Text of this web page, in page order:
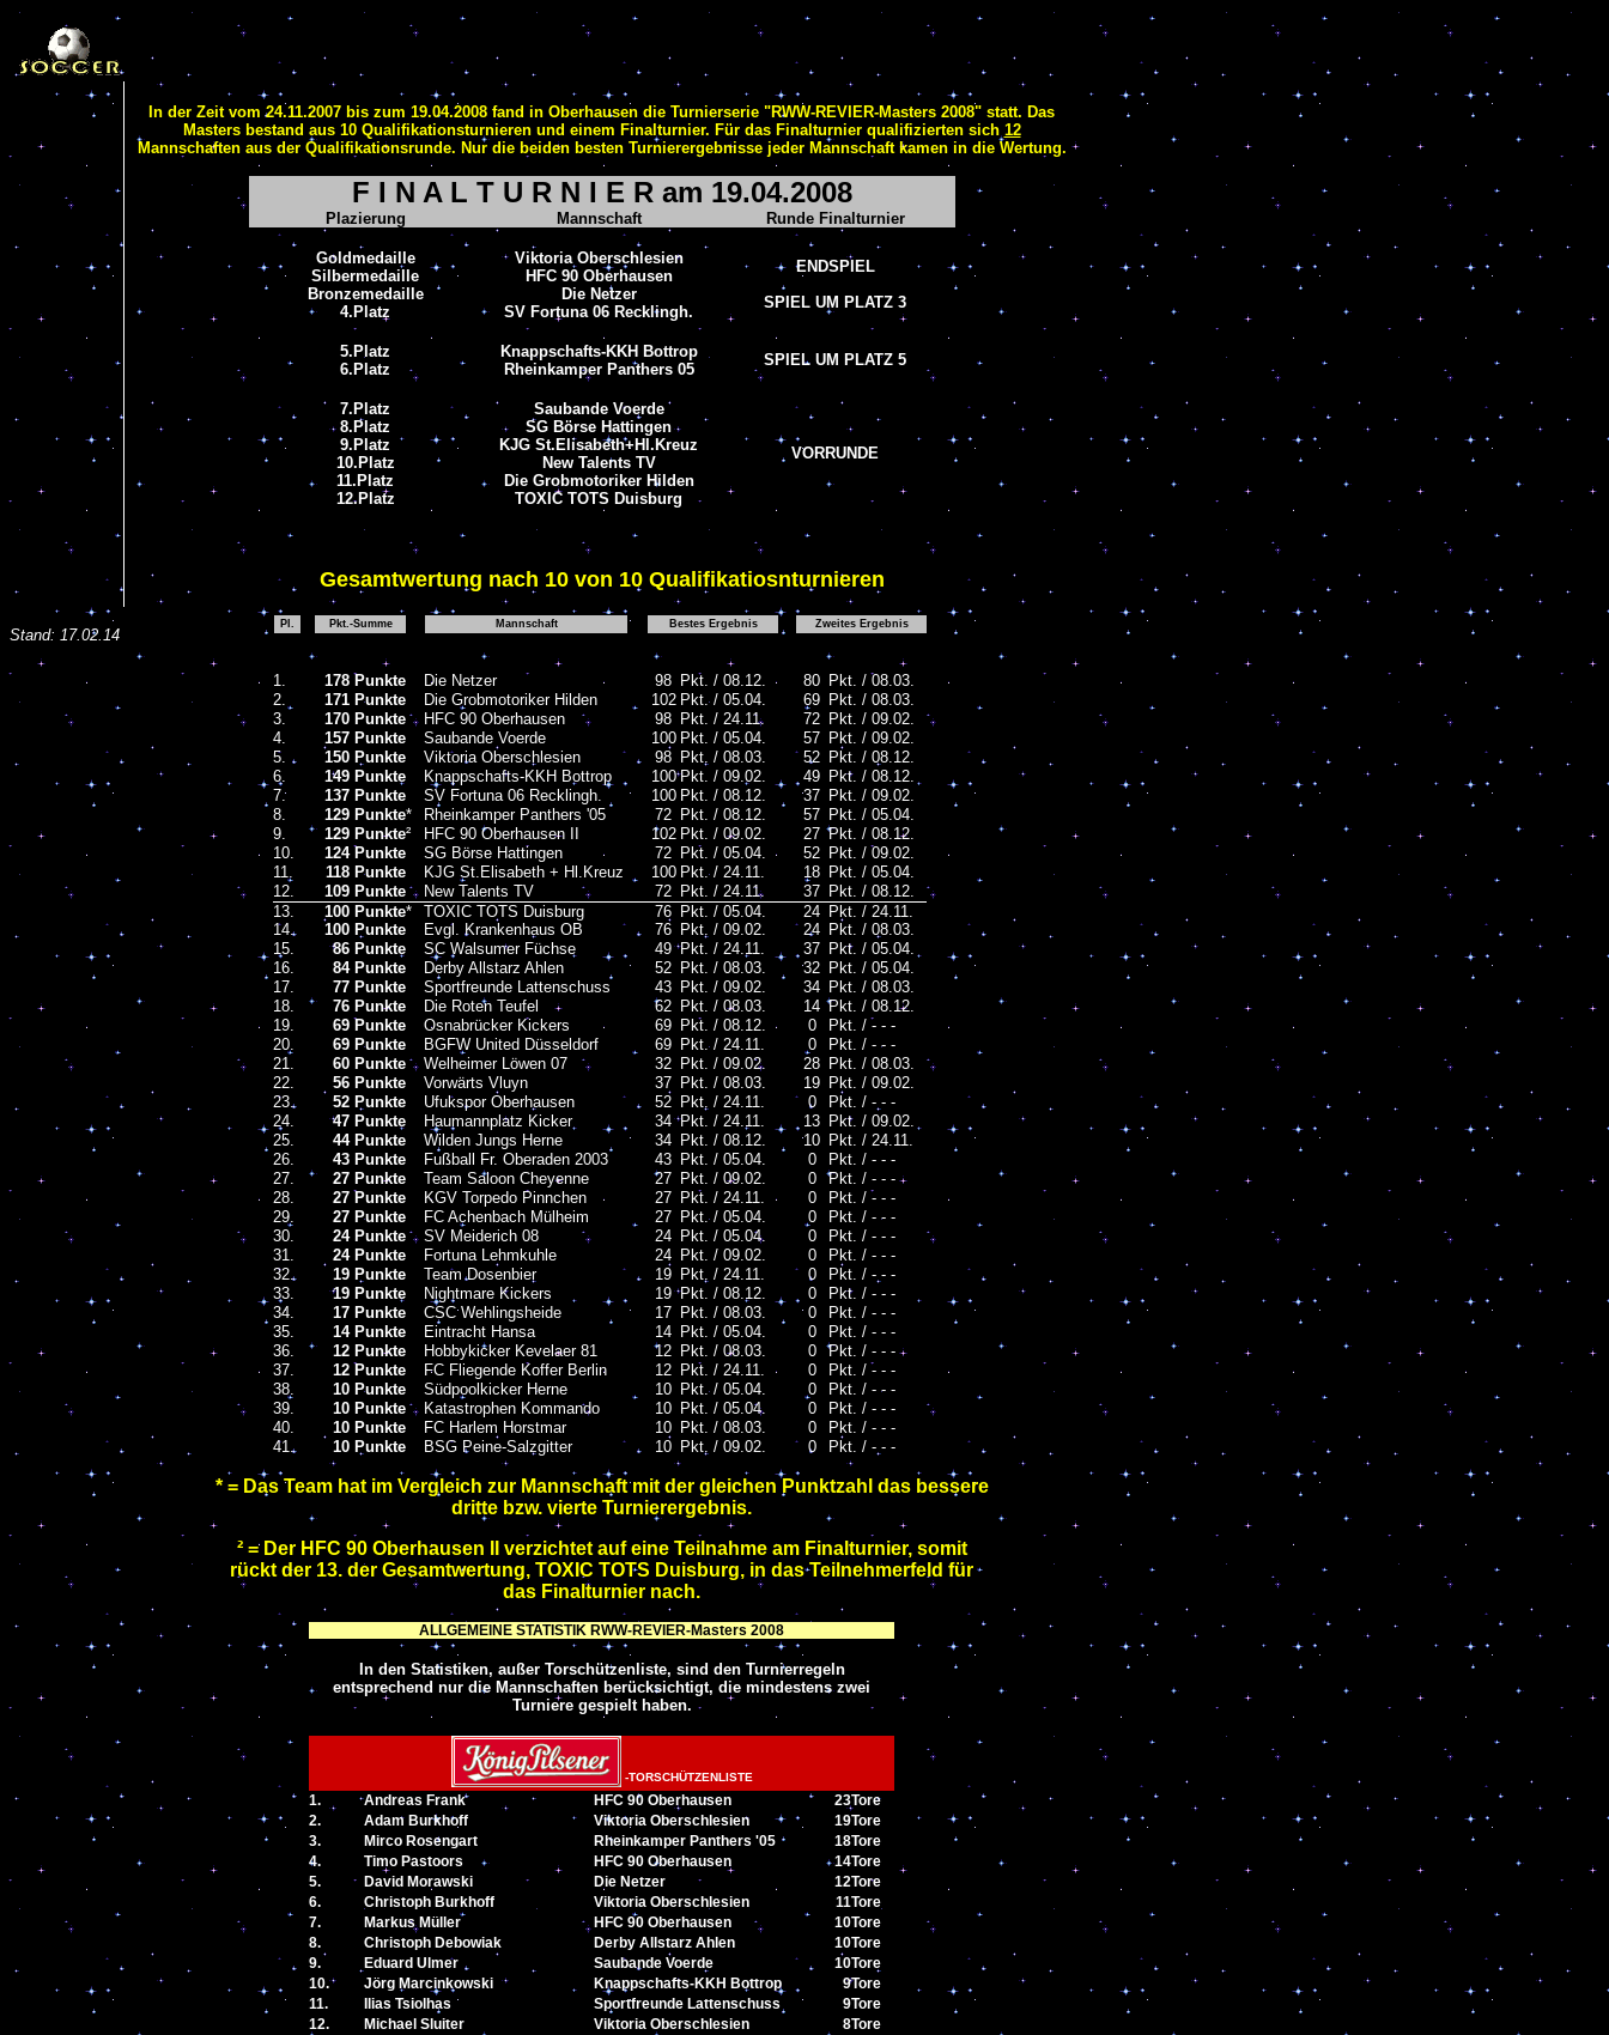
In der Zeit vom 24.11.2007 bis zum 19.04.2008 fand in Oberhausen die Turnierserie "RWW-REVIER-Masters 2008" statt. Das
Masters bestand aus 10 Qualifikationsturnieren und einem Finalturnier. Für das Finalturnier qualifizierten sich 12
Mannschaften aus der Qualifikationsrunde. Nur die beiden besten Turnierergebnisse jeder Mannschaft kamen in die Wertung.
F I N A L T U R N I E R am 19.04.2008
Plazierung Mannschaft Runde Finalturnier
Goldmedaille Viktoria Oberschlesien ENDSPIEL
Silbermedaille
HFC 90 Oberhausen
Bronzemedaille
Die Netzer SPIEL UM PLATZ 3
4.Platz SV Fortuna 06 Recklingh.
5.Platz Knappschafts-KKH Bottrop SPIEL UM PLATZ 5
6.Platz Rheinkamper Panthers 05
7.Platz Saubande Voerde
VORRUNDE
8.Platz
SG Börse Hattingen
9.Platz
KJG St.Elisabeth+Hl.Kreuz
10.Platz
New Talents TV
11.Platz
Die Grobmotoriker Hilden
12.Platz
TOXIC TOTS Duisburg
Gesamtwertung nach 10 von 10 Qualifikatiosnturnieren
Pl. Pkt.-Summe Mannschaft Bestes Ergebnis Zweites Ergebnis
1. 178 Punkte Die Netzer 98 Pkt. / 08.12. 80 Pkt. / 08.03.
2.
171 Punkte Die Grobmotoriker Hilden 102 Pkt. / 05.04. 69 Pkt. / 08.03.
3.
170 Punkte HFC 90 Oberhausen 98 Pkt. / 24.11. 72 Pkt. / 09.02.
4.
157 Punkte Saubande Voerde 100 Pkt. / 05.04. 57 Pkt. / 09.02.
5.
150 Punkte Viktoria Oberschlesien 98 Pkt. / 08.03. 52 Pkt. / 08.12.
6.
149 Punkte Knappschafts-KKH Bottrop 100 Pkt. / 09.02. 49 Pkt. / 08.12.
7.
137 Punkte SV Fortuna 06 Recklingh. 100 Pkt. / 08.12. 37 Pkt. / 09.02.
8.
129 Punkte* Rheinkamper Panthers '05 72 Pkt. / 08.12. 57 Pkt. / 05.04.
9.
129 Punkte² HFC 90 Oberhausen II 102 Pkt. / 09.02. 27 Pkt. / 08.12.
10.
124 Punkte SG Börse Hattingen 72 Pkt. / 05.04. 52 Pkt. / 09.02.
11.
118 Punkte KJG St.Elisabeth + Hl.Kreuz 100 Pkt. / 24.11. 18 Pkt. / 05.04.
12.
109 Punkte New Talents TV 72 Pkt. / 24.11. 37 Pkt. / 08.12.
13.
100 Punkte* TOXIC TOTS Duisburg 76 Pkt. / 05.04. 24 Pkt. / 24.11.
14.
100 Punkte Evgl. Krankenhaus OB 76 Pkt. / 09.02. 24 Pkt. / 08.03.
15.
86 Punkte SC Walsumer Füchse 49 Pkt. / 24.11. 37 Pkt. / 05.04.
16.
84 Punkte Derby Allstarz Ahlen 52 Pkt. / 08.03. 32 Pkt. / 05.04.
17.
77 Punkte Sportfreunde Lattenschuss 43 Pkt. / 09.02. 34 Pkt. / 08.03.
18.
76 Punkte Die Roten Teufel 62 Pkt. / 08.03. 14 Pkt. / 08.12.
19.
69 Punkte Osnabrücker Kickers 69 Pkt. / 08.12. 0
Pkt. / - - -
20.
69 Punkte BGFW United Düsseldorf 69 Pkt. / 24.11. 0
Pkt. / - - -
21.
60 Punkte Welheimer Löwen 07 32 Pkt. / 09.02. 28 Pkt. / 08.03.
22.
56 Punkte Vorwärts Vluyn 37 Pkt. / 08.03. 19 Pkt. / 09.02.
23.
52 Punkte Ufukspor Oberhausen 52 Pkt. / 24.11. 0
Pkt. / - - -
24.
47 Punkte Haumannplatz Kicker 34 Pkt. / 24.11. 13 Pkt. / 09.02.
25.
44 Punkte Wilden Jungs Herne 34 Pkt. / 08.12. 10 Pkt. / 24.11.
26.
43 Punkte Fußball Fr. Oberaden 2003 43 Pkt. / 05.04. 0
Pkt. / - - -
27.
27 Punkte Team Saloon Cheyenne 27 Pkt. / 09.02. 0
Pkt. / - - -
28.
27 Punkte KGV Torpedo Pinnchen 27 Pkt. / 24.11. 0
Pkt. / - - -
29.
27 Punkte FC Achenbach Mülheim 27 Pkt. / 05.04. 0
Pkt. / - - -
30.
24 Punkte SV Meiderich 08 24 Pkt. / 05.04. 0
Pkt. / - - -
31.
24 Punkte Fortuna Lehmkuhle 24 Pkt. / 09.02. 0
Pkt. / - - -
32.
19 Punkte Team Dosenbier 19 Pkt. / 24.11. 0
Pkt. / - - -
33.
19 Punkte Nightmare Kickers 19 Pkt. / 08.12. 0
Pkt. / - - -
34.
17 Punkte CSC Wehlingsheide 17 Pkt. / 08.03. 0
Pkt. / - - -
35.
14 Punkte Eintracht Hansa 14 Pkt. / 05.04. 0
Pkt. / - - -
36.
12 Punkte Hobbykicker Kevelaer 81 12 Pkt. / 08.03. 0
Pkt. / - - -
37.
12 Punkte FC Fliegende Koffer Berlin 12 Pkt. / 24.11. 0
Pkt. / - - -
38.
10 Punkte Südpoolkicker Herne 10 Pkt. / 05.04. 0
Pkt. / - - -
39.
10 Punkte Katastrophen Kommando 10 Pkt. / 05.04. 0
Pkt. / - - -
40.
10 Punkte FC Harlem Horstmar 10 Pkt. / 08.03. 0
Pkt. / - - -
41.
10 Punkte BSG Peine-Salzgitter 10 Pkt. / 09.02. 0 Pkt. / - - -
* = Das Team hat im Vergleich zur Mannschaft mit der gleichen Punktzahl das bessere
dritte bzw. vierte Turnierergebnis.
² = Der HFC 90 Oberhausen II verzichtet auf eine Teilnahme am Finalturnier, somit
rückt der 13. der Gesamtwertung, TOXIC TOTS Duisburg, in das Teilnehmerfeld für
das Finalturnier nach.
ALLGEMEINE STATISTIK RWW-REVIER-Masters 2008
In den Statistiken, außer Torschützenliste, sind den Turnierregeln
entsprechend nur die Mannschaften berücksichtigt, die mindestens zwei
Turniere gespielt haben.
-TORSCHÜTZENLISTE
1. Andreas Frank HFC 90 Oberhausen 23Tore
2.
Adam Burkhoff Viktoria Oberschlesien 19Tore
3.
Mirco Rosengart Rheinkamper Panthers '05 18Tore
4.
Timo Pastoors HFC 90 Oberhausen 14Tore
5.
David Morawski Die Netzer 12Tore
6.
Christoph Burkhoff Viktoria Oberschlesien 11Tore
7.
Markus Müller HFC 90 Oberhausen 10Tore
8.
Christoph Debowiak Derby Allstarz Ahlen 10Tore
9.
Eduard Ulmer Saubande Voerde 10Tore
10.
Jörg Marcinkowski Knappschafts-KKH Bottrop 9Tore
11.
Ilias Tsiolhas Sportfreunde Lattenschuss 9Tore
12.
Michael Sluiter Viktoria Oberschlesien 8Tore
Stand: 17.02.14